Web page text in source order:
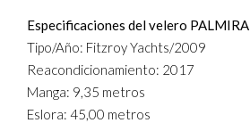
Especificaciones del velero PALMIRA
Tipo/Año: Fitzroy Yachts/2009
Reacondicionamiento: 2017
Manga: 9,35 metros
Eslora: 45,00 metros